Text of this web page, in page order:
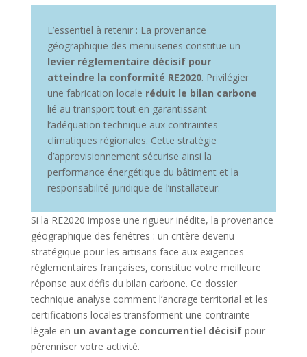
L’essentiel à retenir : La provenance
géographique des menuiseries constitue un
levier réglementaire décisif pour
atteindre la conformité RE2020. Privilégier
une fabrication locale réduit le bilan carbone
lié au transport tout en garantissant
l’adéquation technique aux contraintes
climatiques régionales. Cette stratégie
d’approvisionnement sécurise ainsi la
performance énergétique du bâtiment et la
responsabilité juridique de l’installateur.
Si la RE2020 impose une rigueur inédite, la provenance
géographique des fenêtres : un critère devenu
stratégique pour les artisans face aux exigences
réglementaires françaises, constitue votre meilleure
réponse aux défis du bilan carbone. Ce dossier
technique analyse comment l’ancrage territorial et les
certifications locales transforment une contrainte
légale en un avantage concurrentiel décisifpour
pérenniser votre activité.